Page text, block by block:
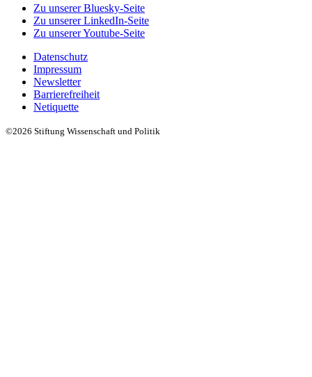
Zu unserer Bluesky-Seite
Zu unserer LinkedIn-Seite
Zu unserer Youtube-Seite
Datenschutz
Impressum
Newsletter
Barrierefreiheit
Netiquette
©2026 Stiftung Wissenschaft und Politik